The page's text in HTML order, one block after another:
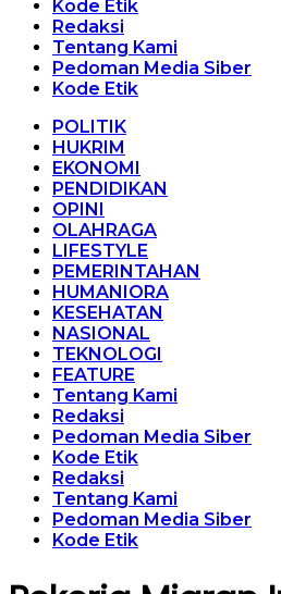
Kode Etik
Redaksi
Tentang Kami
Pedoman Media Siber
Kode Etik
POLITIK
HUKRIM
EKONOMI
PENDIDIKAN
OPINI
OLAHRAGA
LIFESTYLE
PEMERINTAHAN
HUMANIORA
KESEHATAN
NASIONAL
TEKNOLOGI
FEATURE
Tentang Kami
Redaksi
Pedoman Media Siber
Kode Etik
Redaksi
Tentang Kami
Pedoman Media Siber
Kode Etik